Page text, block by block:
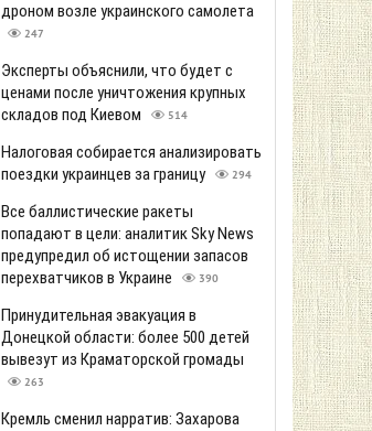
дроном возле украинского самолета
247
Эксперты объяснили, что будет с
ценами после уничтожения крупных
складов под Киевом
514
Налоговая собирается анализировать
поездки украинцев за границу
294
Все баллистические ракеты
попадают в цели: аналитик Sky News
предупредил об истощении запасов
перехватчиков в Украине
390
Принудительная эвакуация в
Донецкой области: более 500 детей
вывезут из Краматорской громады
263
Кремль сменил нарратив: Захарова